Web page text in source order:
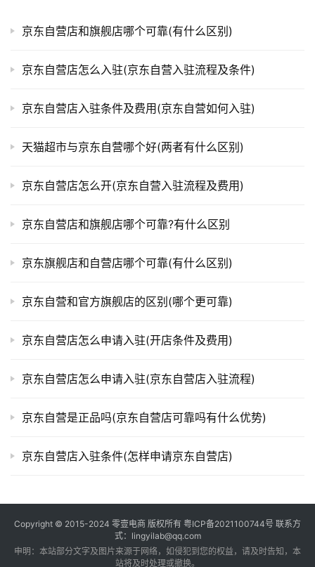
京东自营店和旗舰店哪个可靠(有什么区别)
京东自营店怎么入驻(京东自营入驻流程及条件)
京东自营店入驻条件及费用(京东自营如何入驻)
天猫超市与京东自营哪个好(两者有什么区别)
京东自营店怎么开(京东自营入驻流程及费用)
京东自营店和旗舰店哪个可靠?有什么区别
京东旗舰店和自营店哪个可靠(有什么区别)
京东自营和官方旗舰店的区别(哪个更可靠)
京东自营店怎么申请入驻(开店条件及费用)
京东自营店怎么申请入驻(京东自营店入驻流程)
京东自营是正品吗(京东自营店可靠吗有什么优势)
京东自营店入驻条件(怎样申请京东自营店)
Copyright © 2015-2024 零壹电商 版权所有 粤ICP备2021100744号 联系方
式：lingyilab@qq.com
申明：本站部分文字及图片来源于网络，如侵犯到您的权益，请及时告知，本
站将及时处理或撤换。